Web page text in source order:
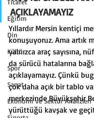
Ticaret
Eğitim
Din
Kültür
Spor
Sanat
Ekonomi ve Sektör Analizleri
AÇIKLAYAMAYIZ
Yıllardır Mersin kentiçi
konuşuyoruz. Ama artık
yalnızca araç sayısına,
da sürücü hatalarına
açıklayamayız. Çünkü
çok daha açık bir tablo
merkezinde Büyükşehir
yürüttüğü kavşak ve geçit